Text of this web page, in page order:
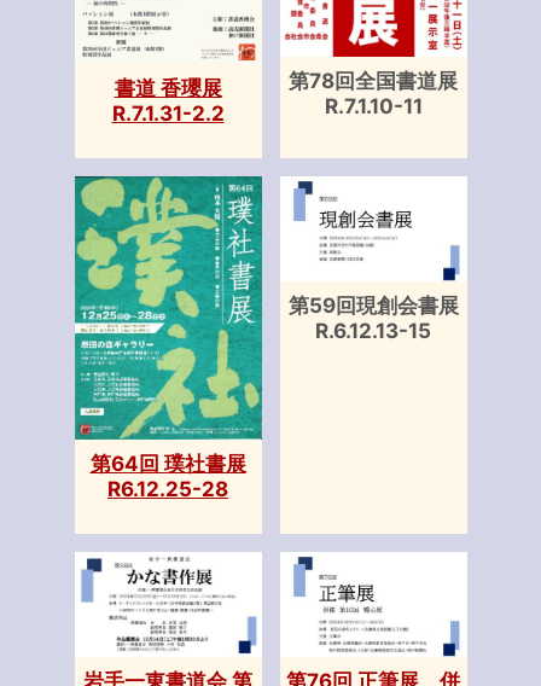
書道 香瓔展
R.7.1.31-2.2
第78回全国書道展
R.7.1.10-11
第64回 璞社書展
R6.12.25-28
第59回現創会書展
R.6.12.13-15